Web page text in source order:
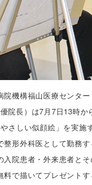
機構福山医療センター
院長）は7月7日13時か
さしい似顔絵」を実施す
整形外科医として勤務
入院患者・外来患者と
料で描いてプレゼント